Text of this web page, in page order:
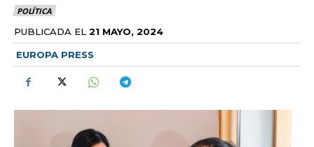
POLÍTICA
PUBLICADA EL 21 MAYO, 2024
EUROPA PRESS